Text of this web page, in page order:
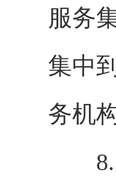
服务
集中
务机
8.